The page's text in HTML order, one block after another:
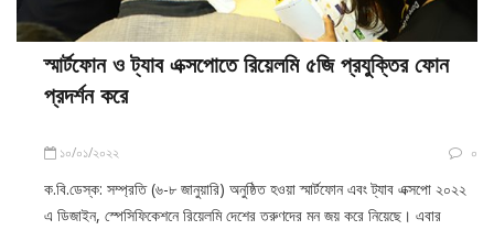
স্মার্টফোন ও ট্যাব এক্সপোতে রিয়েলমি ৫জি প্রযুক্তির ফোন
প্রদর্শন করে
১০/০১/২০২২ ০
ক.বি.ডেস্ক: সম্প্রতি (৬-৮ জানুয়ারি) অনুষ্ঠিত হওয়া স্মার্টফোন এবং ট্যাব এক্সপো ২০২২
এ ডিজাইন, স্পেসিফিকেশনে রিয়েলমি দেশের তরুণদের মন জয় করে নিয়েছে। এবার